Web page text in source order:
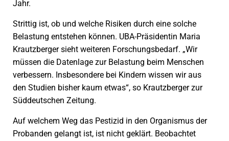
Jahr.
Strittig ist, ob und welche Risiken durch eine solche
Belastung entstehen können. UBA-Präsidentin Maria
Krautzberger sieht weiteren Forschungsbedarf. „Wir
müssen die Datenlage zur Belastung beim Menschen
verbessern. Insbesondere bei Kindern wissen wir aus
den Studien bisher kaum etwas“, so Krautzberger zur
Süddeutschen Zeitung.
Auf welchem Weg das Pestizid in den Organismus der
Probanden gelangt ist, ist nicht geklärt. Beobachtet